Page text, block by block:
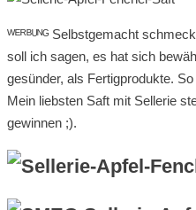
ᵂᴱᴿᴮᵁᴺᴳ Selbstgemacht
soll ich sagen, es hat sich
gesünder, als Fertigprodukte.
Mein liebsten Saft mit Sellerie
gewinnen ;).